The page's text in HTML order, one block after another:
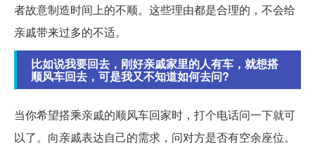
者故意制造时间上的不顺。这些理由都是合理的，不会给
亲戚带来过多的不适。
比如说我要回去，刚好亲戚家里的人有车，就想搭
顺风车回去，可是我又不知道如何去问?
当你希望搭乘亲戚的顺风车回家时，打个电话问一下就可
以了。向亲戚表达自己的需求，问对方是否有空余座位。